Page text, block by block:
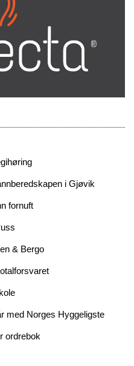
i Gjøvik
fornuft
& Bergo
med Norges Hyggeligste
ordrebok